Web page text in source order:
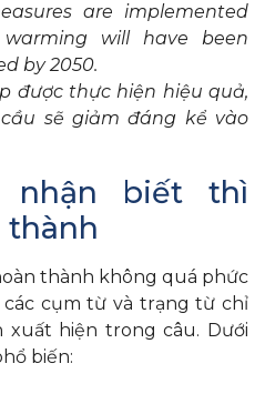
are implemented
warming will have been
by 2050.
được thực hiện hiệu quả,
sẽ giảm đáng kể vào
nhận biết thì
thành
thành không quá phức
cụm từ và trạng từ chỉ
hiện trong câu. Dưới
biến: